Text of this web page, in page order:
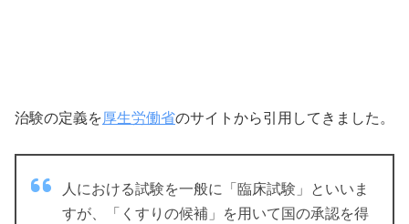
治験の定義を厚生労働省のサイトから引用してきました。
人における試験を一般に「臨床試験」といいま
すが、「くすりの候補」を用いて国の承認を得